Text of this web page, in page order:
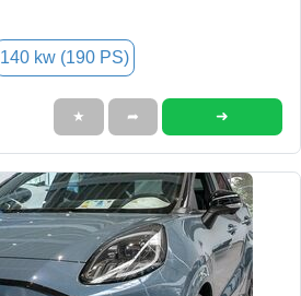
140 kw (190 PS)
★ ➦ ➜